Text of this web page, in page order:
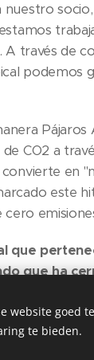
A través de
podemos
Pájaros
de CO2 a
en
este
cero
que
que ha
te
contacto
website goed
te bieden.